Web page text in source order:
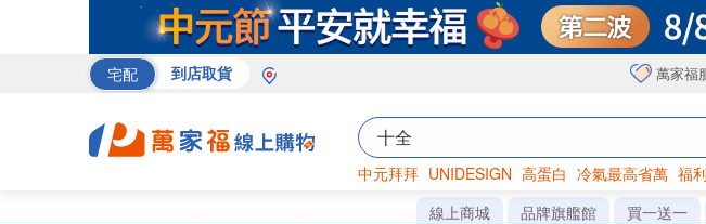
宅配 到店取貨 萬家福
中元拜拜 UNIDESIGN 高蛋白 冷氣最高省萬 福
罐頭 咖啡 海苔
線上商城 品牌旗艦館 買一送一